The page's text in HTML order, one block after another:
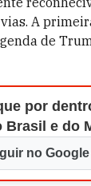
A
de
por
Brasil e do
no Google